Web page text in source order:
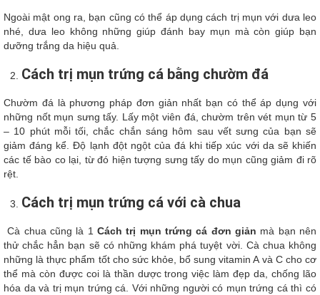
Ngoài mật ong ra, bạn cũng có thể áp dụng cách trị mụn với dưa leo
nhé, dưa leo không những giúp đánh bay mụn mà còn giúp bạn
dưỡng trắng da hiệu quả.
Cách trị mụn trứng cá bằng chườm đá
Chườm đá là phương pháp đơn giản nhất bạn có thể áp dụng với
những nốt mụn sưng tấy. Lấy một viên đá, chườm trên vét mụn từ 5
– 10 phút mỗi tối, chắc chắn sáng hôm sau vết sưng của bạn sẽ
giảm đáng kể. Độ lạnh đột ngột của đá khi tiếp xúc với da sẽ khiến
các tế bào co lại, từ đó hiện tượng sưng tấy do mụn cũng giảm đi rõ
rệt.
Cách trị mụn trứng cá với cà chua
Cà chua cũng là 1 Cách trị mụn trứng cá đơn giản mà bạn nên
thử chắc hẳn bạn sẽ có những khám phá tuyệt vời. Cà chua không
những là thực phẩm tốt cho sức khỏe, bổ sung vitamin A và C cho cơ
thể mà còn được coi là thần dược trong việc làm đẹp da, chống lão
hóa da và trị mụn trứng cá. Với những người có mụn trứng cá thì có